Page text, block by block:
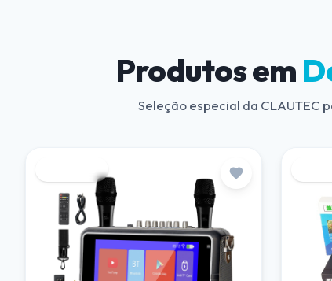
Produtos em
Seleção especial da CLAUTEC